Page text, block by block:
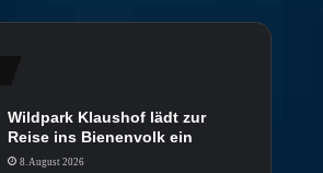
Wildpark Klaushof lädt zur
Reise ins Bienenvolk ein
8. August 2026